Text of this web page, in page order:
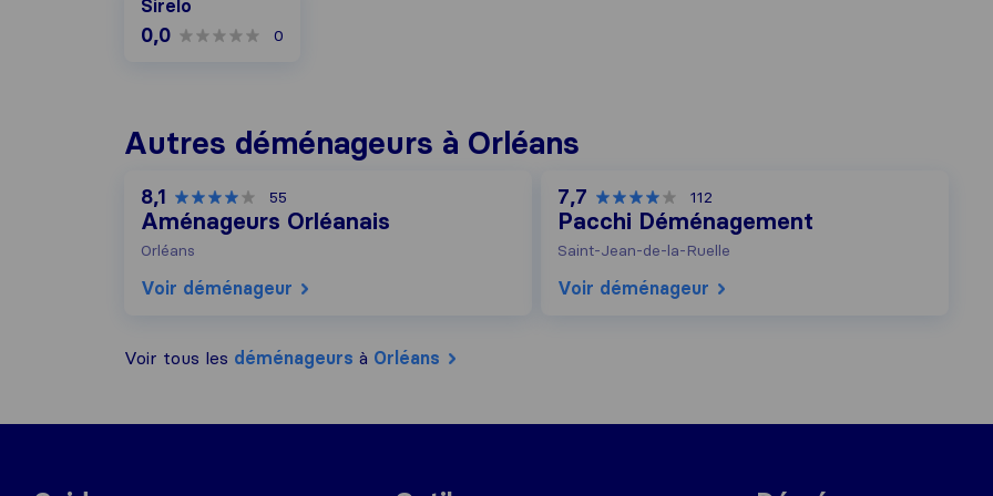
Sirelo
0,0 0
Autres déménageurs à Orléans
8,1 55
Aménageurs Orléanais
Orléans
Voir déménageur
7,7 112
Pacchi Déménagement
Saint-Jean-de-la-Ruelle
Voir déménageur
Voir tous les déménageurs à Orléans